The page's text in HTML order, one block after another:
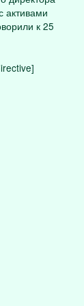
активами
к 25